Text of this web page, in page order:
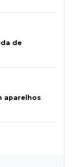
de
aparelhos